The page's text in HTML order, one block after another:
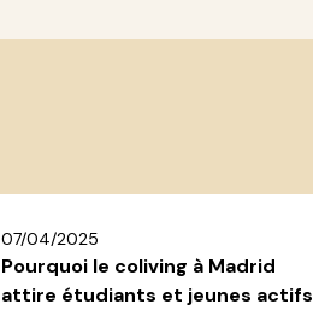
07/04/2025
Pourquoi le coliving à Madrid
attire étudiants et jeunes actifs